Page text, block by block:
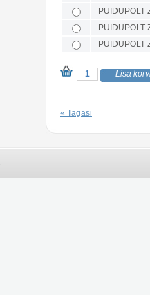
PUIDUPOLT
PUIDUPOLT
PUIDUPOLT
« Tagasi